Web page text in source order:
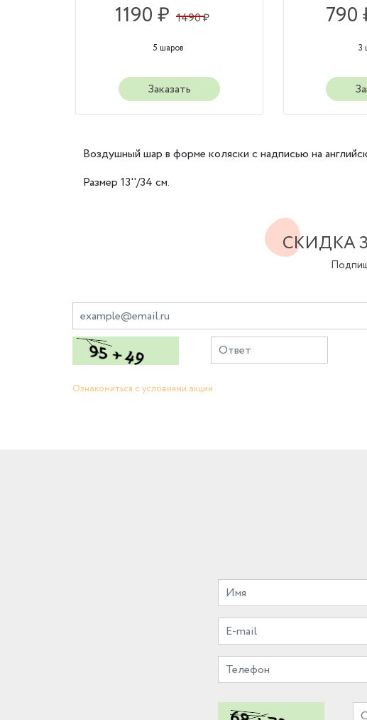
1190 ₽ 1490 ₽
5 шаров
Заказать
790
3
Воздушный шар в форме коляски с надписью на
Размер 13''/34 см.
СКИДКА
Ознакомиться с условиями акции